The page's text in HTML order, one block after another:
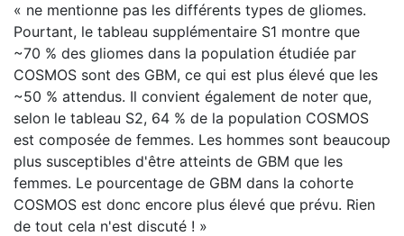
« ne mentionne pas les différents types de gliomes.
Pourtant, le tableau supplémentaire S1 montre que
~70 % des gliomes dans la population étudiée par
COSMOS sont des GBM, ce qui est plus élevé que les
~50 % attendus. Il convient également de noter que,
selon le tableau S2, 64 % de la population COSMOS
est composée de femmes. Les hommes sont beaucoup
plus susceptibles d'être atteints de GBM que les
femmes. Le pourcentage de GBM dans la cohorte
COSMOS est donc encore plus élevé que prévu. Rien
de tout cela n'est discuté ! »